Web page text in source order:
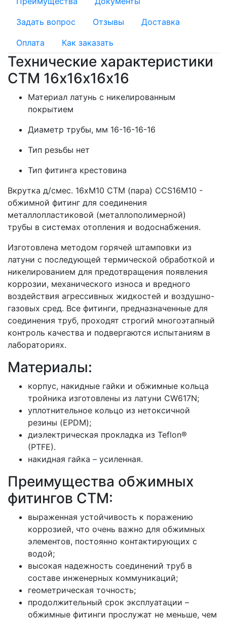
Задать вопрос Отзывы Доставка
Оплата Как заказать
Технические характеристики
СТМ 16х16х16х16
Материал латунь с никелированным
покрытием
Диаметр трубы, мм 16-16-16-16
Тип резьбы нет
Тип фитинга крестовина
Вкрутка д/смес. 16хМ10 СТМ (пара) CCS16M10 -
обжимной фитинг для соединения
металлопластиковой (металлополимерной)
трубы в системах отопления и водоснабжения.
Изготовлена методом горячей штамповки из
латуни с последующей термической обработкой и
никелированием для предотвращения появления
коррозии, механического износа и вредного
воздействия агрессивных жидкостей и воздушно-
газовых сред. Все фитинги, предназначенные для
соединения труб, проходят строгий многоэтапный
контроль качества и подвергаются испытаниям в
лабораториях.
Материалы:
корпус, накидные гайки и обжимные кольца
тройника изготовлены из латуни CW617N;
уплотнительное кольцо из нетоксичной
резины (EPDM);
диэлектрическая прокладка из Teflon®
(PTFE).
накидная гайка – усиленная.
Преимущества обжимных
фитингов СТМ:
выраженная устойчивость к поражению
коррозией, что очень важно для обжимных
элементов, постоянно контактирующих с
водой;
высокая надежность соединений труб в
составе инженерных коммуникаций;
геометрическая точность;
продолжительный срок эксплуатации –
обжимные фитинги прослужат не меньше, чем